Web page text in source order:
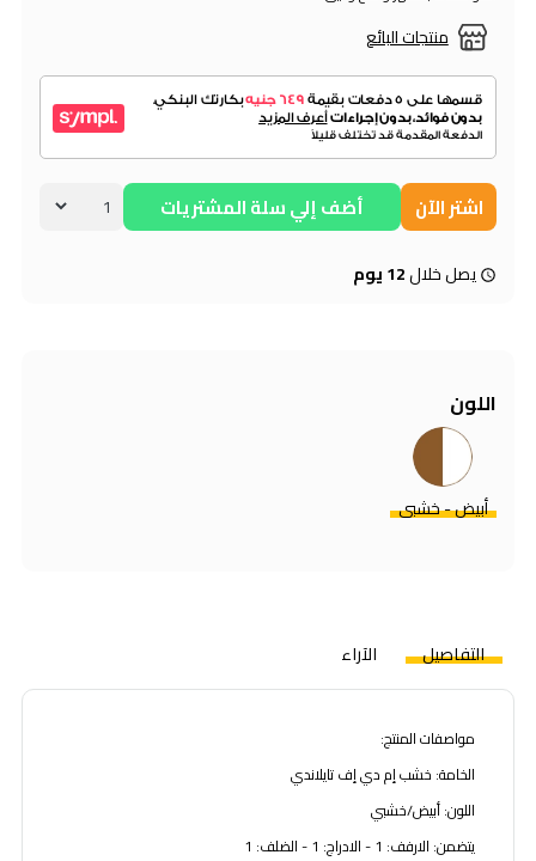
منتجات البائع
اشتر الآن أضف إلي سلة المشتريات
يصل خلال12 يوم
اللون
أبيض - خشبي
التفاصيل الآراء
مواصفات المنتج:
الخامة: خشب إم دي إف تايلاندي
اللون: أبيض/خشبي
يتضمن: الارفف: 1 - الادراج: 1 - الضلف: 1